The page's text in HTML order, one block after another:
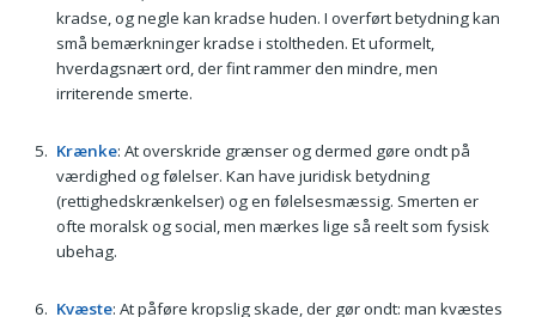
kradse, og negle kan kradse huden. I overført betydning kan
små bemærkninger kradse i stoltheden. Et uformelt,
hverdagsnært ord, der fint rammer den mindre, men
irriterende smerte.
Krænke: At overskride grænser og dermed gøre ondt på
værdighed og følelser. Kan have juridisk betydning
(rettighedskrænkelser) og en følelsesmæssig. Smerten er
ofte moralsk og social, men mærkes lige så reelt som fysisk
ubehag.
Kvæste: At påføre kropslig skade, der gør ondt: man kvæstes